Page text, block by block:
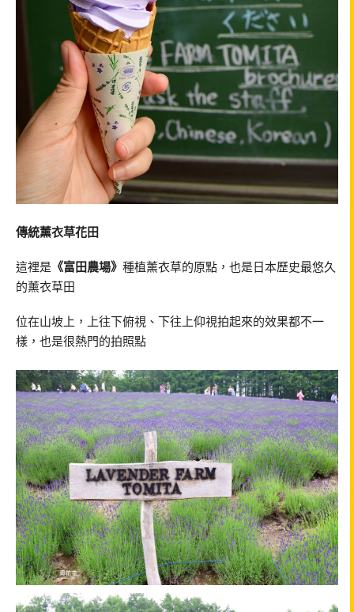
傳統薰衣草花田
這裡是 《富田農場》 種植薰衣草的原點，也是日本歷史最悠久
的薰衣草田
位在山坡上，上往下俯視、下往上仰視拍起來的效果都不一
樣，也是很熱門的拍照點